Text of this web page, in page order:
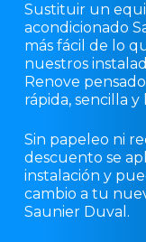
Sustituir un
acondicionado
más fácil de lo
nuestros
Renove
rápida, sencilla y
Sin papeleo ni
descuento se
instalación y
cambio a tu
Saunier Duval.